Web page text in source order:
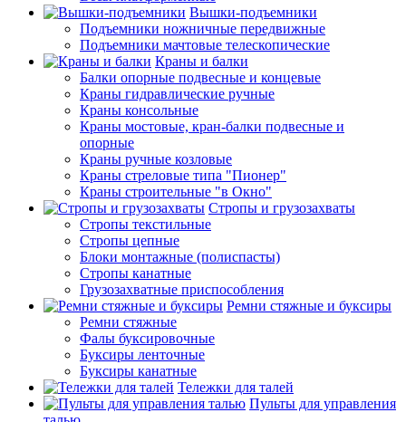
Вышки-подъемники
Подъемники ножничные передвижные
Подъемники мачтовые телескопические
Краны и балки
Балки опорные подвесные и концевые
Краны гидравлические ручные
Краны консольные
Краны мостовые, кран-балки подвесные и
опорные
Краны ручные козловые
Краны стреловые типа "Пионер"
Краны строительные "в Окно"
Стропы и грузозахваты
Стропы текстильные
Стропы цепные
Блоки монтажные (полиспасты)
Стропы канатные
Грузозахватные приспособления
Ремни стяжные и буксиры
Ремни стяжные
Фалы буксировочные
Буксиры ленточные
Буксиры канатные
Тележки для талей
Пульты для управления